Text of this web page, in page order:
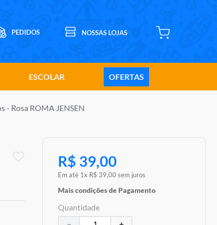
ESCOLAR OFERTAS
- Rosa ROMA JENSEN
R$ 39,00
Em até 1x R$ 39,00 sem juros
Mais condições de Pagamento
Quantidade